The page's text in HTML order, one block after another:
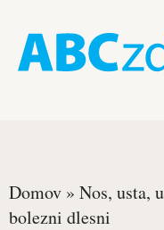
Domov » Nos, usta,
bolezni dlesni